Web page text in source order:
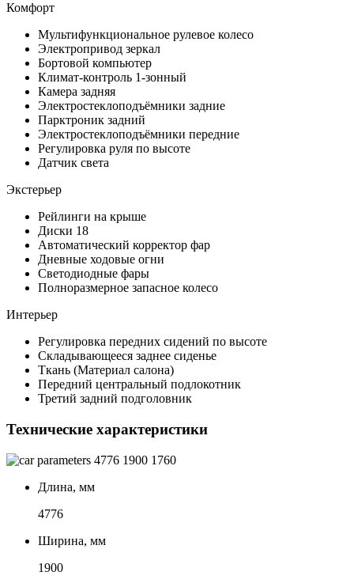
Комфорт
Мультифункциональное рулевое колесо
Электропривод зеркал
Бортовой компьютер
Климат-контроль 1-зонный
Камера задняя
Электростеклоподъёмники задние
Парктроник задний
Электростеклоподъёмники передние
Регулировка руля по высоте
Датчик света
Экстерьер
Рейлинги на крыше
Диски 18
Автоматический корректор фар
Дневные ходовые огни
Светодиодные фары
Полноразмерное запасное колесо
Интерьер
Регулировка передних сидений по высоте
Складывающееся заднее сиденье
Ткань (Материал салона)
Передний центральный подлокотник
Третий задний подголовник
Технические характеристики
4776 1900 1760
Длина, мм
4776
Ширина, мм
1900